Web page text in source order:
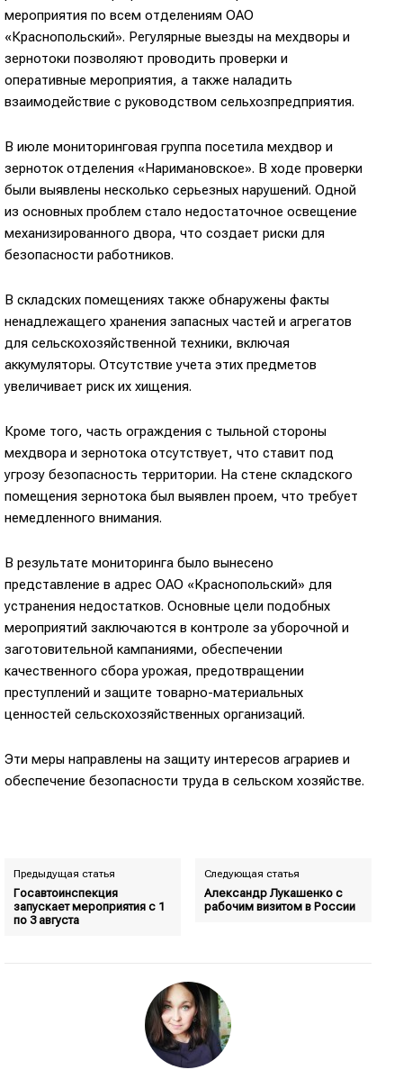
мероприятия по всем отделениям ОАО
«Краснопольский». Регулярные выезды на мехдворы и
зернотоки позволяют проводить проверки и
оперативные мероприятия, а также наладить
взаимодействие с руководством сельхозпредприятия.
В июле мониторинговая группа посетила мехдвор и
зерноток отделения «Наримановское». В ходе проверки
были выявлены несколько серьезных нарушений. Одной
из основных проблем стало недостаточное освещение
механизированного двора, что создает риски для
безопасности работников.
В складских помещениях также обнаружены факты
ненадлежащего хранения запасных частей и агрегатов
для сельскохозяйственной техники, включая
аккумуляторы. Отсутствие учета этих предметов
увеличивает риск их хищения.
Кроме того, часть ограждения с тыльной стороны
мехдвора и зернотока отсутствует, что ставит под
угрозу безопасность территории. На стене складского
помещения зернотока был выявлен проем, что требует
немедленного внимания.
В результате мониторинга было вынесено
представление в адрес ОАО «Краснопольский» для
устранения недостатков. Основные цели подобных
мероприятий заключаются в контроле за уборочной и
заготовительной кампаниями, обеспечении
качественного сбора урожая, предотвращении
преступлений и защите товарно-­материальных
ценностей сельскохозяйственных организаций.
Эти меры направлены на защиту интересов аграриев и
обеспечение безопасности труда в сельском хозяйстве.
Предыдущая статья
Госавтоинспекция
запускает мероприятия с 1
по 3 августа
Следующая статья
Александр Лукашенко с
рабочим визитом в России